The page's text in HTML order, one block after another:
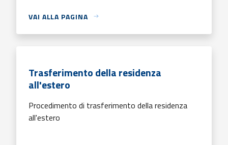
VAI ALLA PAGINA
Trasferimento della residenza
all'estero
Procedimento di trasferimento della residenza
all'estero